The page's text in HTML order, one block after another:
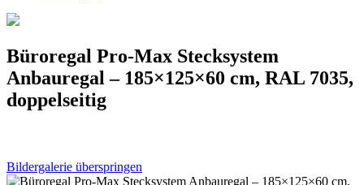
Büroregal Pro-Max Stecksystem
Anbauregal – 185×125×60 cm, RAL 7035,
doppelseitig
Bildergalerie überspringen